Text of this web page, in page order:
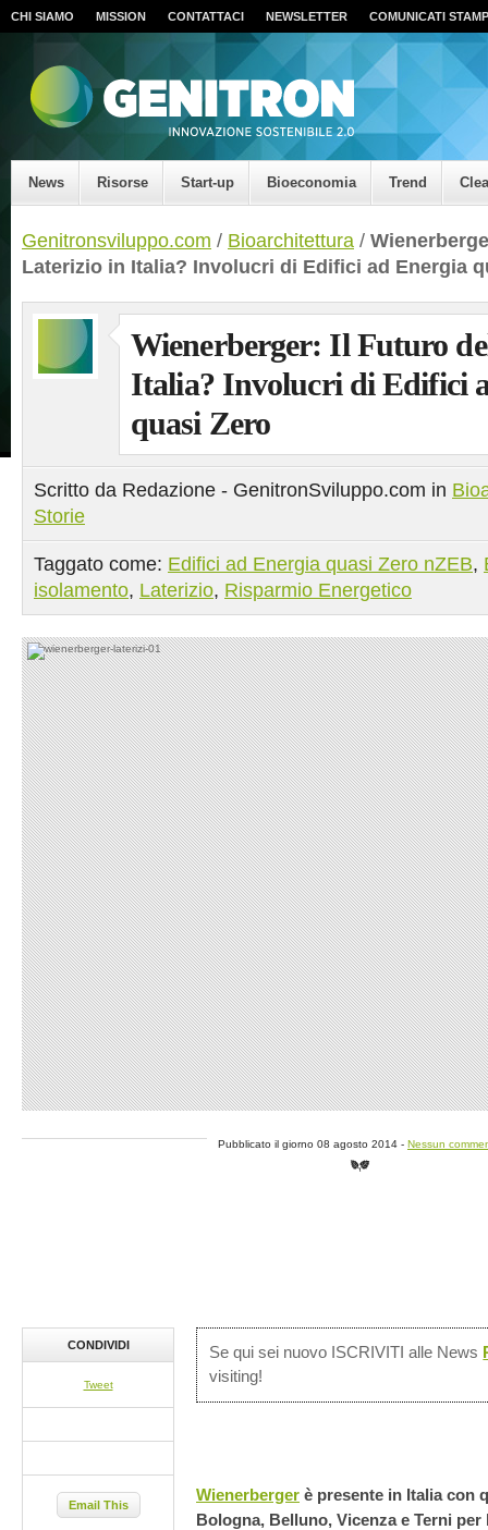
CHI SIAMO MISSION CONTATTACI NEWSLETTER COMUNICATI
News Risorse Start-up Bioeconomia Trend
Genitronsviluppo.com / Bioarchitettura /
Laterizio in Italia? Involucri di Edifici ad Energia
Wienerberger: Il Futuro
Italia? Involucri di Edifici
quasi Zero
Scritto da Redazione - GenitronSviluppo.com in
Storie
Taggato come: Edifici ad Energia quasi Zero nZEB,
isolamento, Laterizio, Risparmio Energetico
Pubblicato il giorno 08 agosto 2014 - Nessun
Se qui sei nuovo ISCRIVITI alle News
visiting!
Wienerberger è presente in Italia con
Bologna, Belluno, Vicenza e Terni
CONDIVIDI
Tweet
Email This